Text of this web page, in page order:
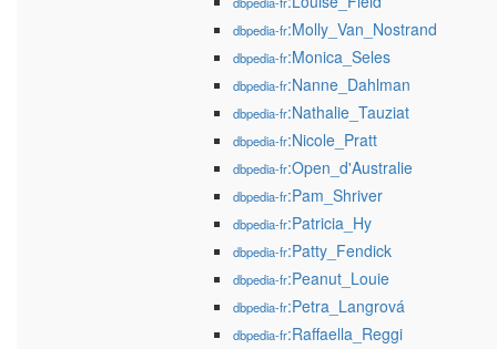
dbpedia-fr:Molly_Van_Nostrand
dbpedia-fr:Monica_Seles
dbpedia-fr:Nanne_Dahlman
dbpedia-fr:Nathalie_Tauziat
dbpedia-fr:Nicole_Pratt
dbpedia-fr:Open_d'Australie
dbpedia-fr:Pam_Shriver
dbpedia-fr:Patricia_Hy
dbpedia-fr:Patty_Fendick
dbpedia-fr:Peanut_Louie
dbpedia-fr:Petra_Langrová
dbpedia-fr:Raffaella_Reggi